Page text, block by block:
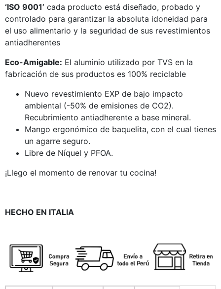
‘ISO 9001’ cada producto está diseñado, probado y
controlado para garantizar la absoluta idoneidad para
el uso alimentario y la seguridad de sus revestimientos
antiadherentes
Eco-Amigable: El aluminio utilizado por TVS en la
fabricación de sus productos es 100% reciclable
Nuevo revestimiento EXP de bajo impacto
ambiental (-50% de emisiones de CO2).
Recubrimiento antiadherente a base mineral.
Mango ergonómico de baquelita, con el cual tienes
un agarre seguro.
Libre de Níquel y PFOA.
¡Llego el momento de renovar tu cocina!
HECHO EN ITALIA